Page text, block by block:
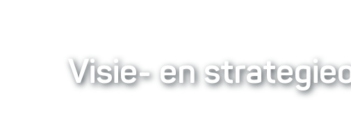
Visie- en